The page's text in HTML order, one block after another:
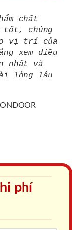
chất
chúng
vị trí của
xem điều
nhất và
lòng lâu
phí